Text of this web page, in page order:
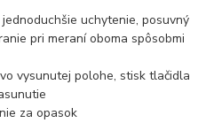
uchytenie, posuvný
pri meraní oboma spôsobmi
vysunutej polohe, stisk tlačidla
za opasok